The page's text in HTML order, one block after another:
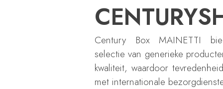
Century Box MAINETTI
selectie van generieke
kwaliteit, waardoor
met internationale